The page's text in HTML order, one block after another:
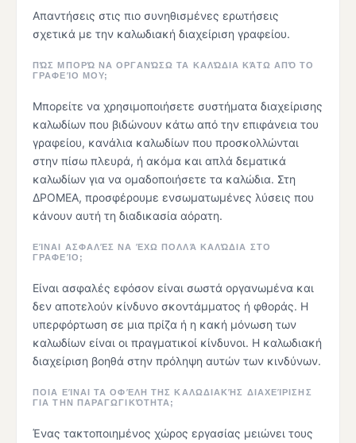
Απαντήσεις στις πιο συνηθισμένες ερωτήσεις
σχετικά με την καλωδιακή διαχείριση γραφείου.
ΠΏΣ ΜΠΟΡΏ ΝΑ ΟΡΓΑΝΏΣΩ ΤΑ ΚΑΛΏΔΙΑ ΚΆΤΩ ΑΠΌ ΤΟ
ΓΡΑΦΕΊΟ ΜΟΥ;
Μπορείτε να χρησιμοποιήσετε συστήματα διαχείρισης
καλωδίων που βιδώνουν κάτω από την επιφάνεια του
γραφείου, κανάλια καλωδίων που προσκολλώνται
στην πίσω πλευρά, ή ακόμα και απλά δεματικά
καλωδίων για να ομαδοποιήσετε τα καλώδια. Στη
ΔΡΟΜΕΑ, προσφέρουμε ενσωματωμένες λύσεις που
κάνουν αυτή τη διαδικασία αόρατη.
ΕΊΝΑΙ ΑΣΦΑΛΈΣ ΝΑ ΈΧΩ ΠΟΛΛΆ ΚΑΛΏΔΙΑ ΣΤΟ
ΓΡΑΦΕΊΟ;
Είναι ασφαλές εφόσον είναι σωστά οργανωμένα και
δεν αποτελούν κίνδυνο σκοντάμματος ή φθοράς. Η
υπερφόρτωση σε μια πρίζα ή η κακή μόνωση των
καλωδίων είναι οι πραγματικοί κίνδυνοι. Η καλωδιακή
διαχείριση βοηθά στην πρόληψη αυτών των κινδύνων.
ΠΟΙΑ ΕΊΝΑΙ ΤΑ ΟΦΈΛΗ ΤΗΣ ΚΑΛΩΔΙΑΚΉΣ ΔΙΑΧΕΊΡΙΣΗΣ
ΓΙΑ ΤΗΝ ΠΑΡΑΓΩΓΙΚΌΤΗΤΑ;
Ένας τακτοποιημένος χώρος εργασίας μειώνει τους